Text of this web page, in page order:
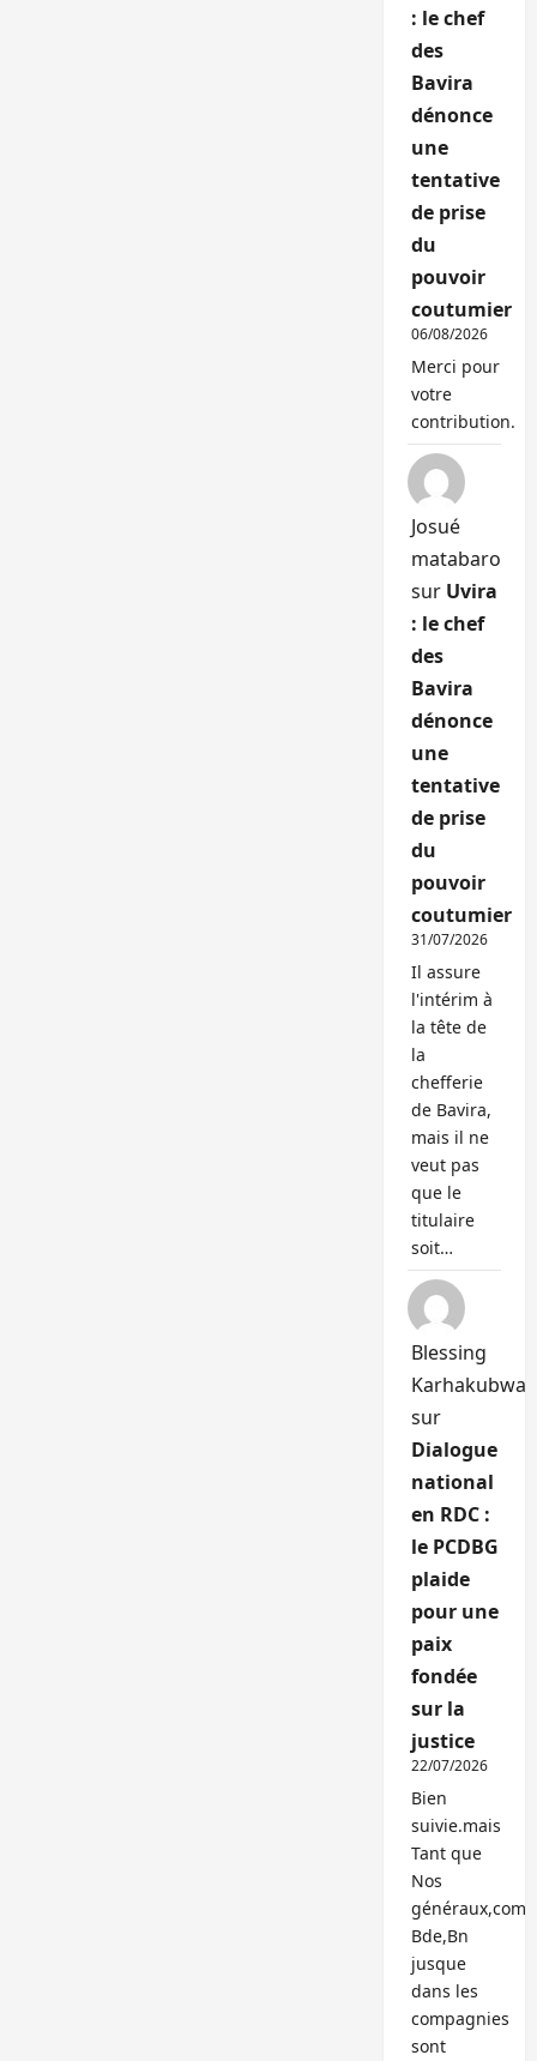
: le chef
des
Bavira
dénonce
une
tentative
de prise
du
pouvoir
coutumier
06/08/2026
Merci pour
votre
contribution.
Josué
matabaro
sur Uvira
: le chef
des
Bavira
dénonce
une
tentative
de prise
du
pouvoir
coutumier
31/07/2026
Il assure
l'intérim à
la tête de
la
chefferie
de Bavira,
mais il ne
veut pas
que le
titulaire
soit…
Blessing
Karhakubwa
sur
Dialogue
national
en RDC :
le PCDBG
plaide
pour une
paix
fondée
sur la
justice
22/07/2026
Bien
suivie.mais
Tant que
Nos
généraux,com
Bde,Bn
jusque
dans les
compagnies
sont